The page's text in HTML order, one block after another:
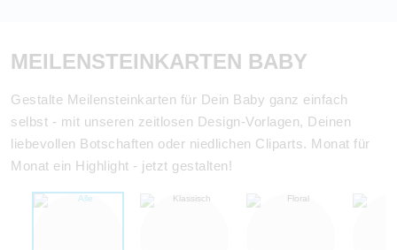
MEILENSTEINKARTEN BABY
Gestalte Meilensteinkarten für Dein Baby ganz einfach
selbst - mit unseren zeitlosen Design-Vorlagen, Deinen
liebevollen Botschaften oder niedlichen Cliparts. Monat für
Monat ein Highlight - jetzt gestalten!